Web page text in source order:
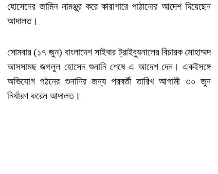
হোসেনের জামিন নামঞ্জুর করে কারাগারে পাঠানোর আদেশ দিয়েছেন
আদালত।
সোমবার (১৭ জুন) বাংলাদেশ সাইবার ট্রাইব্যুনালের বিচারক মোহাম্মদ
আসসামছ জগলুল হোসেন শুনানি শেষে এ আদেশ দেন। একইসঙ্গে
অভিযোগ গঠনের শুনানির জন্য পরবর্তী তারিখ আগামী ৩০ জুন
নির্ধারণ করেন আদালত।